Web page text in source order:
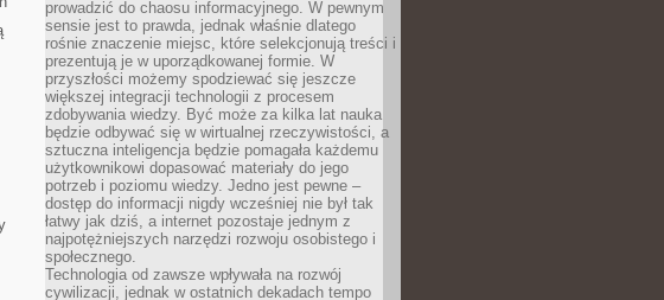
prowadzić do chaosu informacyjnego. W pewnym
sensie jest to prawda, jednak właśnie dlatego
rośnie znaczenie miejsc, które selekcjonują treści i
prezentują je w uporządkowanej formie. W
przyszłości możemy spodziewać się jeszcze
większej integracji technologii z procesem
zdobywania wiedzy. Być może za kilka lat nauka
będzie odbywać się w wirtualnej rzeczywistości, a
sztuczna inteligencja będzie pomagała każdemu
użytkownikowi dopasować materiały do jego
potrzeb i poziomu wiedzy. Jedno jest pewne –
dostęp do informacji nigdy wcześniej nie był tak
łatwy jak dziś, a internet pozostaje jednym z
najpotężniejszych narzędzi rozwoju osobistego i
społecznego.
Technologia od zawsze wpływała na rozwój
cywilizacji, jednak w ostatnich dekadach tempo